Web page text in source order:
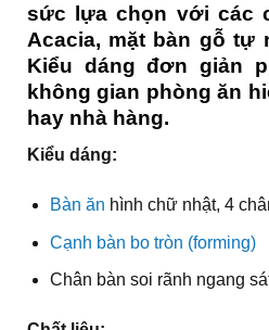
sức lựa chọn với các
Acacia, mặt bàn gỗ tự
Kiểu dáng đơn giản
không gian phòng ăn
hay nhà hàng.
Kiểu dáng:
Bàn ăn hình chữ nhật, 4
Cạnh bàn bo tròn (forming)
Chân bàn soi rãnh ngang